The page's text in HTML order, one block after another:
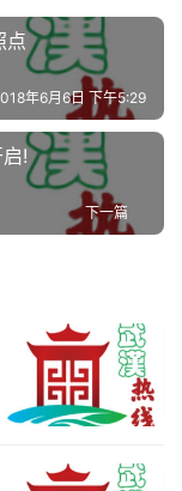
点
年6月6日 下午5:29
!
下一篇